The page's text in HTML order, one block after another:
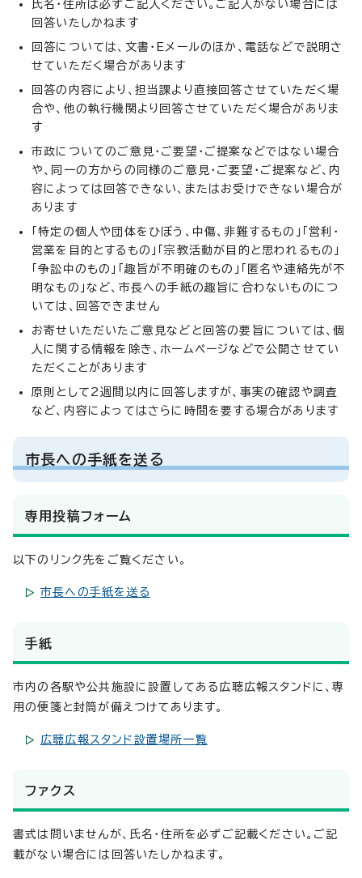
氏名・住所は必ずご記入ください。ご記入がない場合には
回答いたしかねます
回答については、文書・Eメールのほか、電話などで説明さ
せていただく場合があります
回答の内容により、担当課より直接回答させていただく場
合や、他の執行機関より回答させていただく場合がありま
す
市政についてのご意見・ご要望・ご提案などではない場合
や、同一の方からの同様のご意見・ご要望・ご提案など、内
容によっては回答できない、またはお受けできない場合が
あります
「特定の個人や団体をひぼう、中傷、非難するもの」「営利・
営業を目的とするもの」「宗教活動が目的と思われるもの」
「争訟中のもの」「趣旨が不明確のもの」「匿名や連絡先が不
明なもの」など、市長への手紙の趣旨に合わないものにつ
いては、回答できません
お寄せいただいたご意見などと回答の要旨については、個
人に関する情報を除き、ホームページなどで公開させてい
ただくことがあります
原則として2週間以内に回答しますが、事実の確認や調査
など、内容によってはさらに時間を要する場合があります
市長への手紙を送る
専用投稿フォーム
以下のリンク先をご覧ください。
市長への手紙を送る
手紙
市内の各駅や公共施設に設置してある広聴広報スタンドに、専
用の便箋と封筒が備えつけてあります。
広聴広報スタンド設置場所一覧
ファクス
書式は問いませんが、氏名・住所を必ずご記載ください。ご記
載がない場合には回答いたしかねます。